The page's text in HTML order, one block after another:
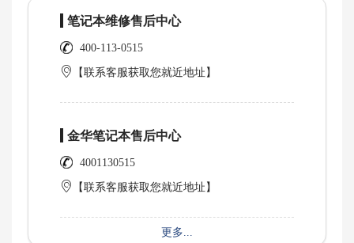
笔记本维修售后中心
400-113-0515
【联系客服获取您就近地址】
金华笔记本售后中心
4001130515
【联系客服获取您就近地址】
更多...